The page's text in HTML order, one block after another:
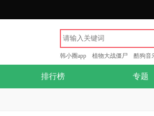
韩小圈app 植物大战僵尸 酷狗音
排行榜 专题